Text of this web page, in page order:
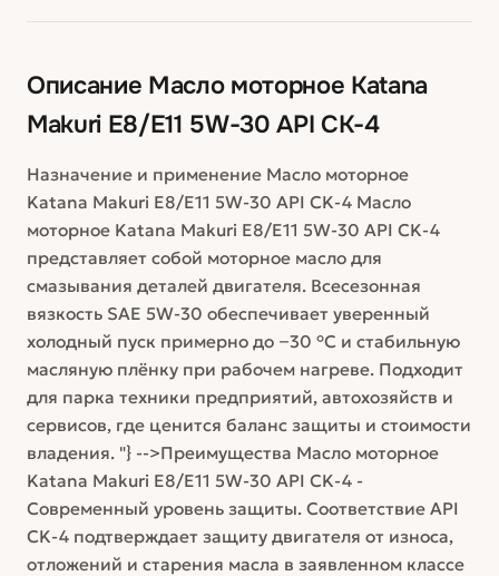
Описание Масло моторное Katana
Makuri E8/E11 5W-30 API CK-4
Назначение и применение Масло моторное
Katana Makuri E8/E11 5W-30 API CK-4 Масло
моторное Katana Makuri E8/E11 5W-30 API CK-4
представляет собой моторное масло для
смазывания деталей двигателя. Всесезонная
вязкость SAE 5W-30 обеспечивает уверенный
холодный пуск примерно до −30 °C и стабильную
масляную плёнку при рабочем нагреве. Подходит
для парка техники предприятий, автохозяйств и
сервисов, где ценится баланс защиты и стоимости
владения. "} -->Преимущества Масло моторное
Katana Makuri E8/E11 5W-30 API CK-4 -
Современный уровень защиты. Соответствие API
CK-4 подтверждает защиту двигателя от износа,
отложений и старения масла в заявленном классе